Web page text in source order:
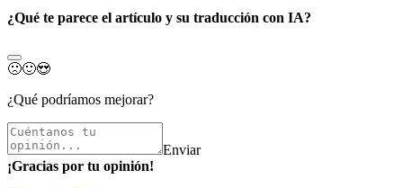
¿Qué te parece el artículo y su traducción con IA?
🙁🙂😍
¿Qué podríamos mejorar?
Enviar
¡Gracias por tu opinión!